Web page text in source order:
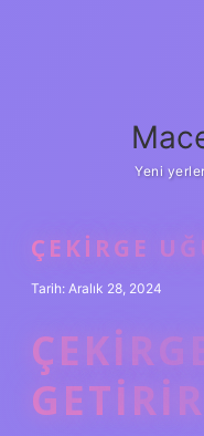
Yeni
ÇEKIRGE
Tarih: Aralık 28, 2024